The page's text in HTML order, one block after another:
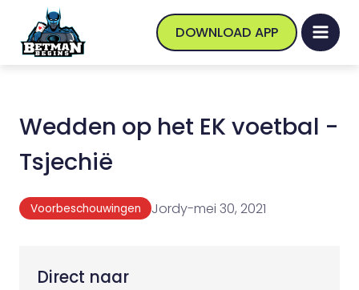
DOWNLOAD APP
Wedden op het EK voetbal -
Tsjechië
Voorbeschouwingen Jordy-mei 30, 2021
Direct naar